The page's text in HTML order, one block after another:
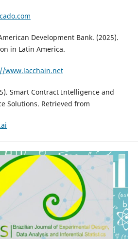
Development Bank. (2025).
in Latin America.
www.lacchain.net
Smart Contract Intelligence and
Solutions. Retrieved from